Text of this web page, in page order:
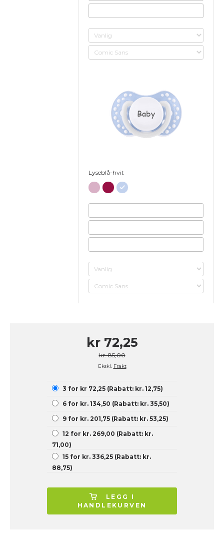
Baby
Lyseblå-hvit
kr 72,25
kr. 85,00
Ekskl. Frakt
3 for kr 72,25 (Rabatt: kr. 12,75)
6 for kr. 134,50 (Rabatt: kr. 35,50)
9 for kr. 201,75 (Rabatt: kr. 53,25)
12 for kr. 269,00 (Rabatt: kr.
71,00)
15 for kr. 336,25 (Rabatt: kr.
88,75)
LEGG I
HANDLEKURVEN